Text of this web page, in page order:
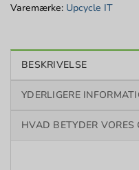
Varemærke: Upcycle IT
BESKRIVELSE
YDERLIGERE
HVAD BETYDER